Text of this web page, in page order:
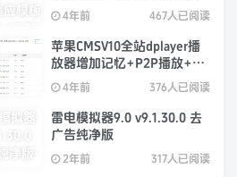
4年前 467人已阅读
苹果CMSV10全站dplayer播
放器增加记忆+P2P播放+弹
幕+自动下一集功能
4年前 376人已阅读
雷电模拟器9.0 v9.1.30.0 去
广告纯净版
2年前 317人已阅读